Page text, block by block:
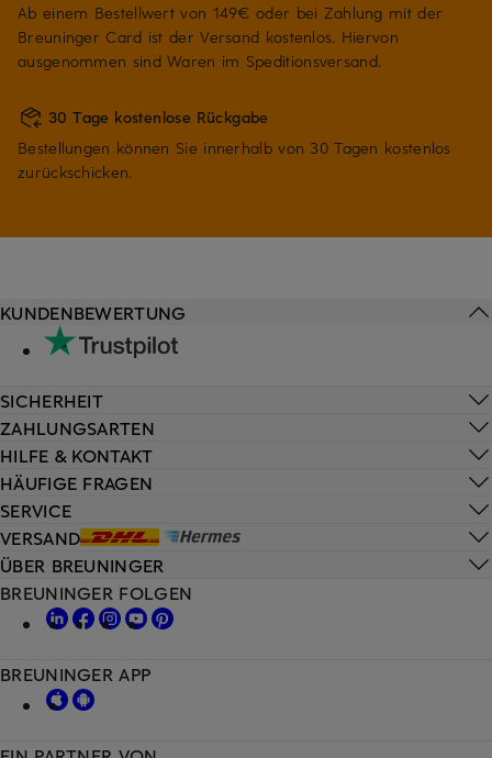
Ab einem Bestellwert von 149€ oder bei Zahlung mit der
Breuninger Card ist der Versand kostenlos. Hiervon
ausgenommen sind Waren im Speditionsversand.
30 Tage kostenlose Rückgabe
Bestellungen können Sie innerhalb von 30 Tagen kostenlos
zurückschicken.
HILFE & KONTAKT
HÄUFIGE FRAGEN
SERVICE
VERSAND
KUNDENBEWERTUNG
SICHERHEIT
ZAHLUNGSARTEN
ÜBER BREUNINGER
BREUNINGER FOLGEN
BREUNINGER APP